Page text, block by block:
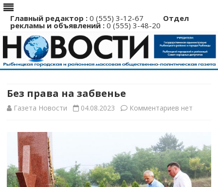
Главный редактор : 0 (555) 3-12-67 Отдел
рекламы и объявлений : 0 (555) 3-48-20
Перейти
Без права на забвенье
Газета Новости 04.08.2023 Комментариев к
Без
права
на
нет